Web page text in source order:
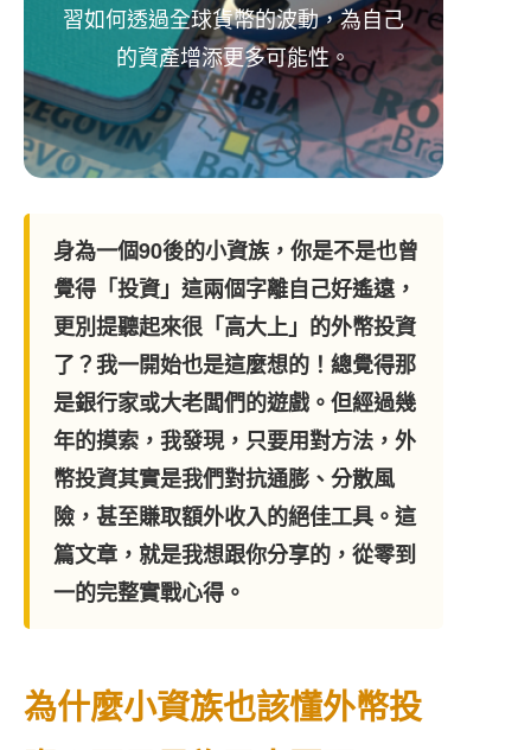
習如何透過全球貨幣的波動，為自己
的資產增添更多可能性。
身為一個90後的小資族，你是不是也曾
覺得「投資」這兩個字離自己好遙遠，
更別提聽起來很「高大上」的外幣投資
了？我一開始也是這麼想的！總覺得那
是銀行家或大老闆們的遊戲。但經過幾
年的摸索，我發現，只要用對方法，外
幣投資其實是我們對抗通膨、分散風
險，甚至賺取額外收入的絕佳工具。這
篇文章，就是我想跟你分享的，從零到
一的完整實戰心得。
為什麼小資族也該懂外幣投